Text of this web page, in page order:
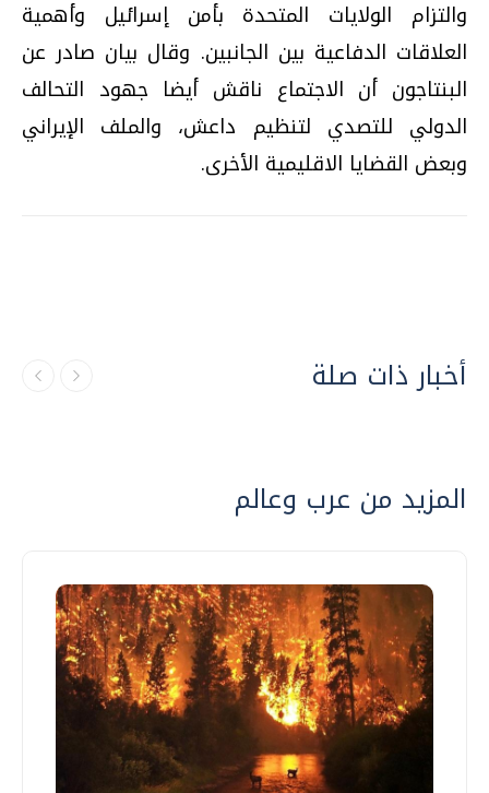
والتزام الولايات المتحدة بأمن إسرائيل وأهمية
العلاقات الدفاعية بين الجانبين. وقال بيان صادر عن
البنتاجون أن الاجتماع ناقش أيضا جهود التحالف
الدولي للتصدي لتنظيم داعش، والملف الإيراني
وبعض القضايا الاقليمية الأخرى.
أخبار ذات صلة
المزيد من عرب وعالم